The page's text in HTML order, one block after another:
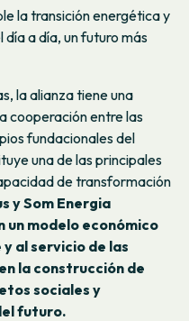
la transición energética y
a día, un futuro más
la alianza tiene una
cooperación entre las
fundacionales del
una de las principales
de transformación
y Som Energia
un modelo económico
al servicio de las
la construcción de
sociales y
futuro.